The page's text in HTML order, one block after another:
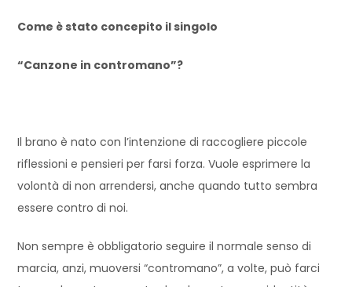
Come è stato concepito il singolo
“Canzone in contromano”?
Il brano è nato con l’intenzione di raccogliere piccole
riflessioni e pensieri per farsi forza. Vuole esprimere la
volontà di non arrendersi, anche quando tutto sembra
essere contro di noi.
Non sempre è obbligatorio seguire il normale senso di
marcia, anzi, muoversi “contromano”, a volte, può farci